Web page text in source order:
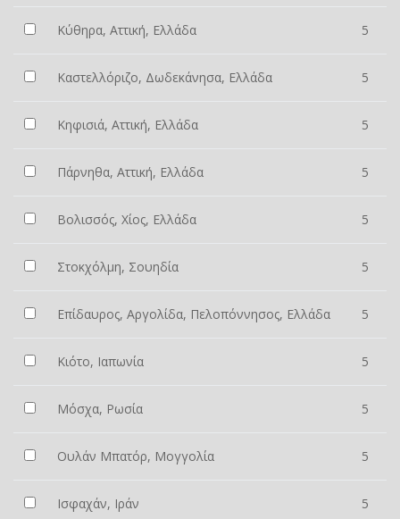
Κύθηρα, Αττική, Ελλάδα 5
Καστελλόριζο, Δωδεκάνησα, Ελλάδα 5
Κηφισιά, Αττική, Ελλάδα 5
Πάρνηθα, Αττική, Ελλάδα 5
Βολισσός, Χίος, Ελλάδα 5
Στοκχόλμη, Σουηδία 5
Επίδαυρος, Αργολίδα, Πελοπόννησος, Ελλάδα 5
Κιότο, Ιαπωνία 5
Μόσχα, Ρωσία 5
Ουλάν Μπατόρ, Μογγολία 5
Ισφαχάν, Ιράν 5